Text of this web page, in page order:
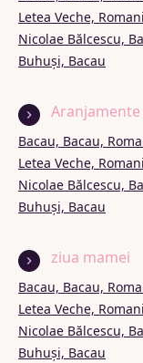
Letea Veche,
Nicolae Bălcescu,
Buhuși, Bacau
Bacau, Bacau,
Letea Veche,
Nicolae Bălcescu,
Buhuși, Bacau
ziua mamei
Bacau, Bacau,
Letea Veche,
Nicolae Bălcescu,
Buhuși, Bacau